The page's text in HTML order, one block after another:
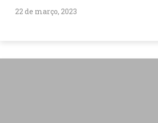
22 de março, 2023